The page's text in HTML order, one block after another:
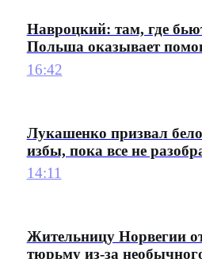
Навроцкий: там, где
Польша оказывает
16:42
Лукашенко призвал
избы, пока все не
14:11
Жительницу Норвегии
тюрьму из-за